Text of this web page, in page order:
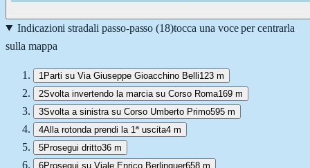
Indicazioni stradali passo-passo (18)tocca una voce per centrarla
sulla mappa
1 Parti su Via Giuseppe Gioacchino Belli123 m
2Svolta invertendo la marcia su Corso Roma169 m
3Svolta a sinistra su Corso Umberto Primo595 m
4Alla rotonda prendi la 1ª uscita4 m
5Prosegui dritto36 m
6Prosegui su Viale Enrico Berlinguer658 m